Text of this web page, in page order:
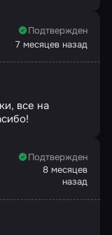
Подтвержден
7 месяцев назад
все на
Подтвержден
8 месяцев
назад